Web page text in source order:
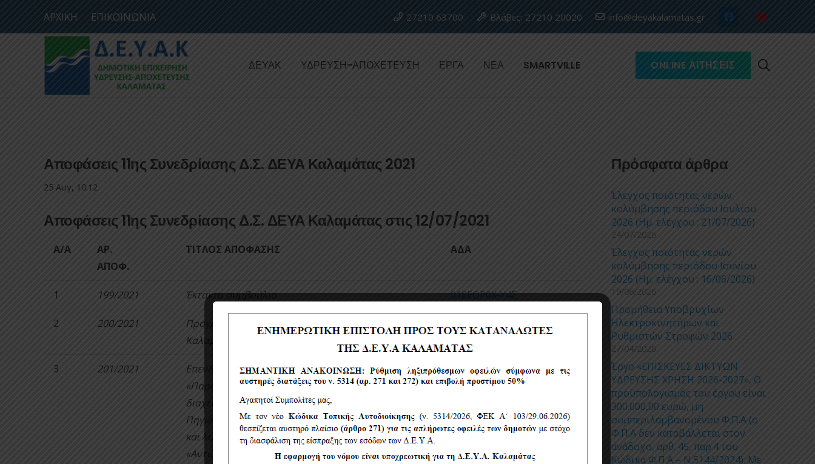
ΑΡΧΙΚΗ ΕΠΙΚΟΙΝΩΝΙΑ 27210 63700 Βλάβες: 27210 20020 info@deyakalamatas.gr
ΔΕΥΑΚ ΥΔΡΕΥΣΗ-ΑΠΟΧΕΤΕΥΣΗ ΕΡΓΑ ΝΕΑ SMARTVILLE ONLINE ΑΙΤΉΣΕΙΣ
Αποφάσεις 11ης Συνεδρίασης Δ.Σ. ΔΕΥΑ Καλαμάτας 2021
25 Αυγ, 10:12
Αποφάσεις 11ης Συνεδρίασης Δ.Σ. ΔΕΥΑ Καλαμάτας στις 12/07/2021
Α/Α
ΑΡ.
ΑΠΟΦ.
ΤΙΤΛΟΣ ΑΠΟΦΑΣΗΣ ΑΔΑ
1 199/2021 Έκτακτο συμβούλιο 918ΕΟΡ0Χ-Υ4Σ
2 200/2021
Προγραμματισμός Προσλήψεων Προσωπικού ΔΕΥΑ
Καλαμάτας 2022
3 201/2021
Επενδυτικό Δάνειο από το ΤπΔ για το έργο
«Παρεμβάσεις και δράσεις βελτίωσης της
διαχείρισης ενέργειας και αξιοποίηση Ανανεώσιμων
Πηγών Ενέργειας στις υποδομές διαχείρισης υδάτων
και λυμάτων ΔΕΥΑ Καλαμάτας» του προγράμματος
«Αντώνης Τρίτσης».Έγκριση Εισηγητικής Έκθεσης.
9ΨΥΒΟΡ0Χ-ΛΟΓ
Πρόσφατα άρθρα
Έλεγχος ποιότητας νερών
κολύμβησης περιόδου Ιουλίου
2026 (Ημ. ελέγχου : 21/07/2026)
24/07/2026
Έλεγχος ποιότητας νερών
κολύμβησης περιόδου Ιουνίου
2026 (Ημ. ελέγχου : 16/06/2026)
19/06/2026
Προμήθεια Υποβρυχίων
Ηλεκτροκινητήρων και
Ρυθμιστών Στροφών 2026
27/04/2026
Έργο «ΕΠΙΣΚΕΥΕΣ ΔΙΚΤΥΩΝ
ΥΔΡΕΥΣΗΣ ΧΡΗΣΗ 2026-2027», Ο
προϋπολογισμός του έργου είναι
300.000,00 ευρώ, μη
συμπεριλαμβανομένου Φ.Π.Α (ο
Φ.Π.Α δεν καταβάλλεται στον
ανάδοχο, αρθ. 45, παρ.4 του
Κώδικα Φ.Π.Α – Ν.5144/2024). Με